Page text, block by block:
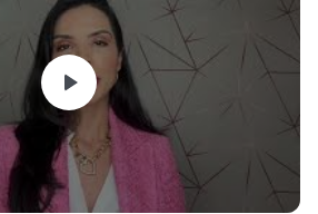
a passo para que as alunas
do início ao fim, com todos os
Ao final do curso as alunas poderão
conclusão e estarão habilitadas a
e toda a técnica necessária.